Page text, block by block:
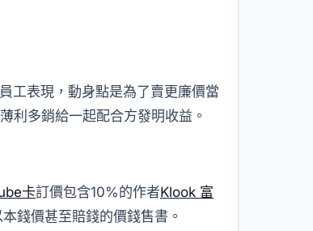
工表現，動身點是為了賣更廉價當
利多銷給一起配合方發明收益。
卡訂價包含10%的作者Klook 富
錢價甚至賠錢的價錢售書。